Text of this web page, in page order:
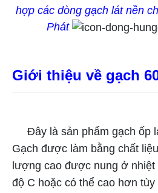
hợp các dòng gạch lát nền
Phát
Giới thiệu về gạch
Đây là sản phẩm gạch ốp
Gạch được làm bằng chất
lượng cao được nung ở nhiệt
độ C hoặc có thể cao hơn